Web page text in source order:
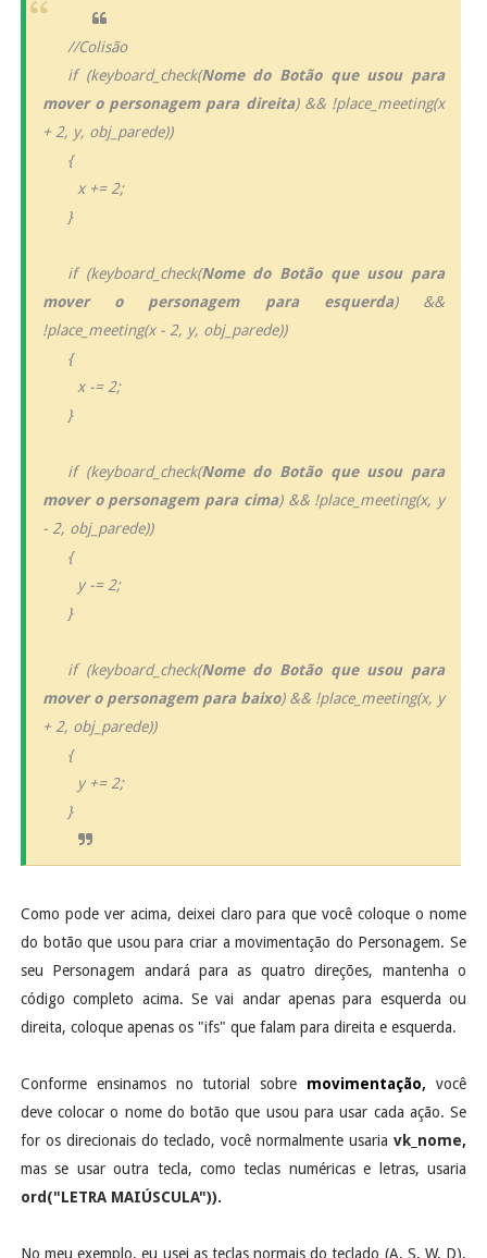
//Colisão
if (keyboard_check(Nome do Botão que usou para
mover o personagem para direita) && !place_meeting(x
+ 2, y, obj_parede))
{
x += 2;
}
if (keyboard_check(Nome do Botão que usou para
mover o personagem para esquerda) &&
!place_meeting(x - 2, y, obj_parede))
{
x -= 2;
}
if (keyboard_check(Nome do Botão que usou para
mover o personagem para cima) && !place_meeting(x, y
- 2, obj_parede))
{
y -= 2;
}
if (keyboard_check(Nome do Botão que usou para
mover o personagem para baixo) && !place_meeting(x, y
+ 2, obj_parede))
{
y += 2;
}
Como pode ver acima, deixei claro para que você coloque o nome
do botão que usou para criar a movimentação do Personagem. Se
seu Personagem andará para as quatro direções, mantenha o
código completo acima. Se vai andar apenas para esquerda ou
direita, coloque apenas os "ifs" que falam para direita e esquerda.
Conforme ensinamos no tutorial sobre movimentação,você
deve colocar o nome do botão que usou para usar cada ação. Se
for os direcionais do teclado, você normalmente usariavk_nome,
mas se usar outra tecla, como teclas numéricas e letras, usaria
ord("LETRA MAIÚSCULA")).
No meu exemplo, eu usei as teclas normais do teclado (A, S, W, D),